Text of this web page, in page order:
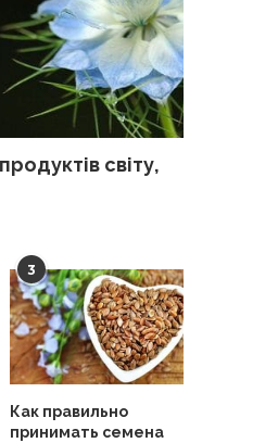
світу,
3
Как правильно
принимать семена